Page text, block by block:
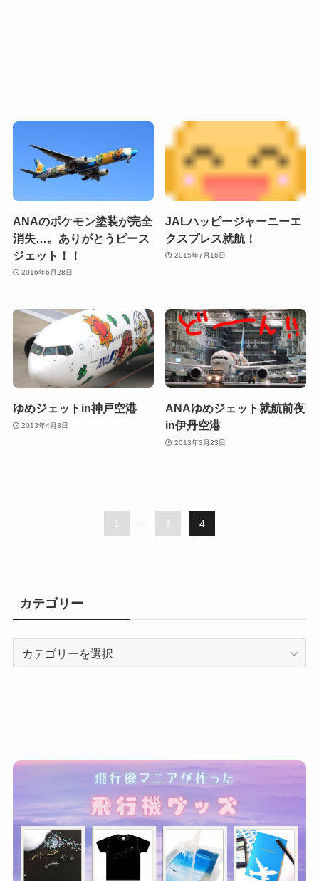
ANAのポケモン塗装が完全
消失…。ありがとうピース
ジェット！！
2016年6月28日
JALハッピージャーニーエ
クスプレス就航！
2015年7月16日
ゆめジェットin神戸空港
2013年4月3日
ANAゆめジェット就航前夜
in伊丹空港
2013年3月23日
1 ... 3 4
カテゴリー